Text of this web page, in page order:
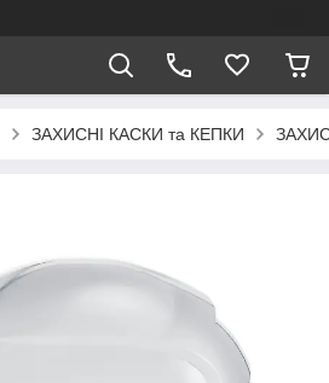
ЗАХИСНІ КАСКИ та КЕПКИ